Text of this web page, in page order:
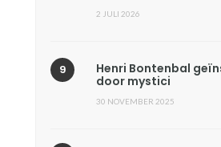
2 JULI 2026
Henri Bontenbal
door mystici
30 NOVEMBER 2025